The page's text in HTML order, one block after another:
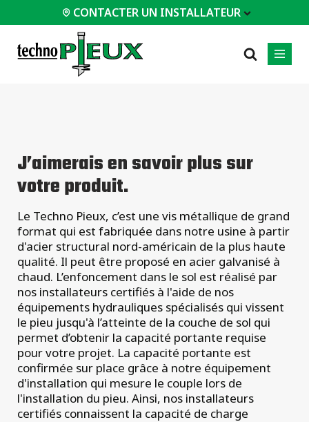
CONTACTER UN INSTALLATEUR
Patios
Agrandissements
Garages / Abris
Tous les
types de
projets
Résidentiels
Commerciaux
Service d'ingénierie
Documents
techniques
Équipements
Études de cas
Certifications
Foire aux questions
Tous les types de
projets
commerciaux
J’aimerais en savoir plus sur
votre produit.
Le Techno Pieux, c’est une vis métallique de grand
format qui est fabriquée dans notre usine à partir
d'acier structural nord-américain de la plus haute
qualité. Il peut être proposé en acier galvanisé à
chaud. L’enfoncement dans le sol est réalisé par
nos installateurs certifiés à l'aide de nos
équipements hydrauliques spécialisés qui vissent
le pieu jusqu'à l’atteinte de la couche de sol qui
permet d’obtenir la capacité portante requise
pour votre projet. La capacité portante est
confirmée sur place grâce à notre équipement
d'installation qui mesure le couple lors de
l'installation du pieu. Ainsi, nos installateurs
certifiés connaissent la capacité de charge